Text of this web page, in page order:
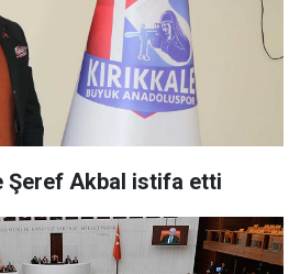
Şeref Akbal istifa etti